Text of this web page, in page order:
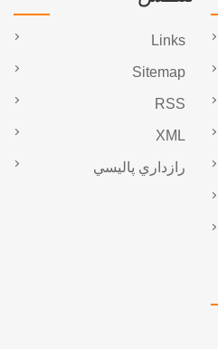
Links
Sitemap
RSS
XML
رازداري پاليسي